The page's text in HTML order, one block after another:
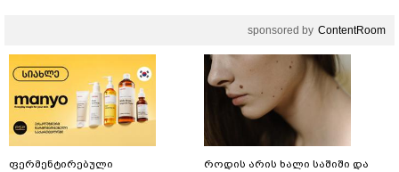
sponsored by ContentRoom
ფერმენტირებული
როდის არის ხალი საშიში და